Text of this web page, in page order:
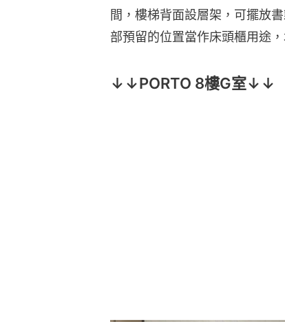
間，樓梯背面設層架，可擺放
部預留的位置當作床頭櫃用途
↓↓PORTO 8樓G室↓↓